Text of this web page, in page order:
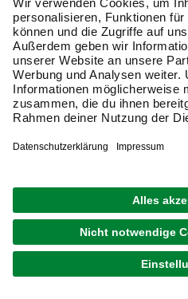
Aluminium
Leicht,
eloxierbar
Edelstahl
Rostfrei,
langlebig
Flexibel,
Investiere in qualitativ
profitiere von einer
Bauprojekte. Mit der richtigen